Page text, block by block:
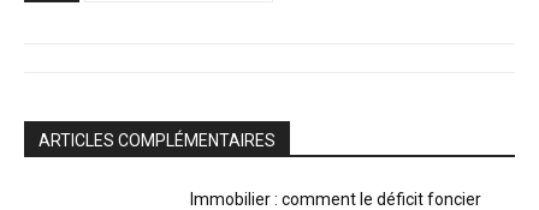
ARTICLES COMPLÉMENTAIRES
Immobilier : comment le déficit foncier